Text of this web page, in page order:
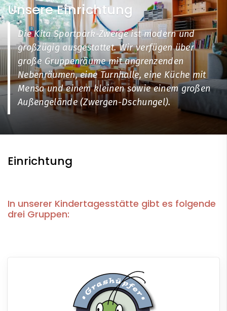
Unsere Einrichtung
Die Kita Sportpark-Zwerge ist modern und
großzügig ausgestattet. Wir verfügen über
große Gruppenräume mit angrenzenden
Nebenräumen, eine Turnhalle, eine Küche mit
Mensa und einem kleinen sowie einem großen
Außengelände (Zwergen-Dschungel).
Einrichtung
In unserer Kindertagesstätte gibt es folgende
drei Gruppen: